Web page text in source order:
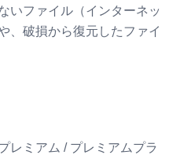
いファイル（インターネッ
、破損から復元したファイ
レミアム / プレミアムプラ